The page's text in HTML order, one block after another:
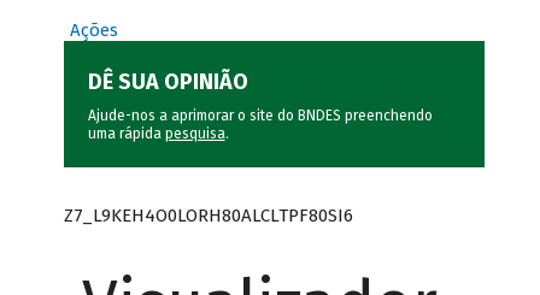
Ações
DÊ SUA OPINIÃO
Ajude-nos a aprimorar o site do BNDES preenchendo
uma rápida pesquisa.
Z7_L9KEH4O0LORH80ALCLTPF80SI6